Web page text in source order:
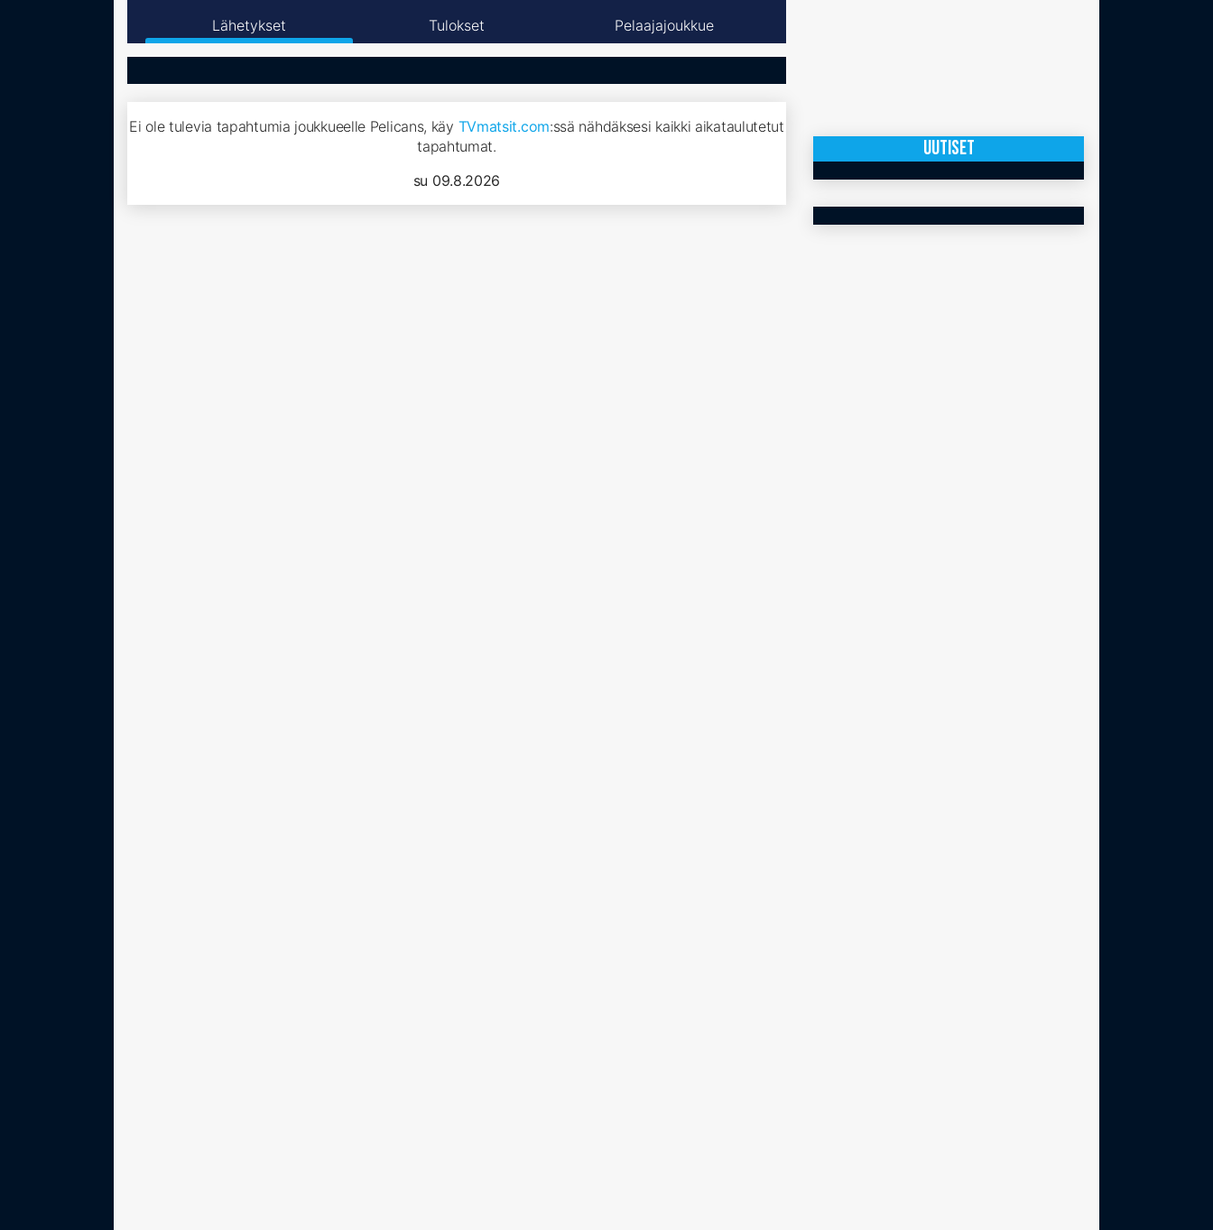
Lähetykset Tulokset Pelaajajoukkue
Ei ole tulevia tapahtumia joukkueelle Pelicans, käy TVmatsit.com:ssä nähdäksesi kaikki aikataulutetut
tapahtumat.
su 09.8.2026
UUTISET